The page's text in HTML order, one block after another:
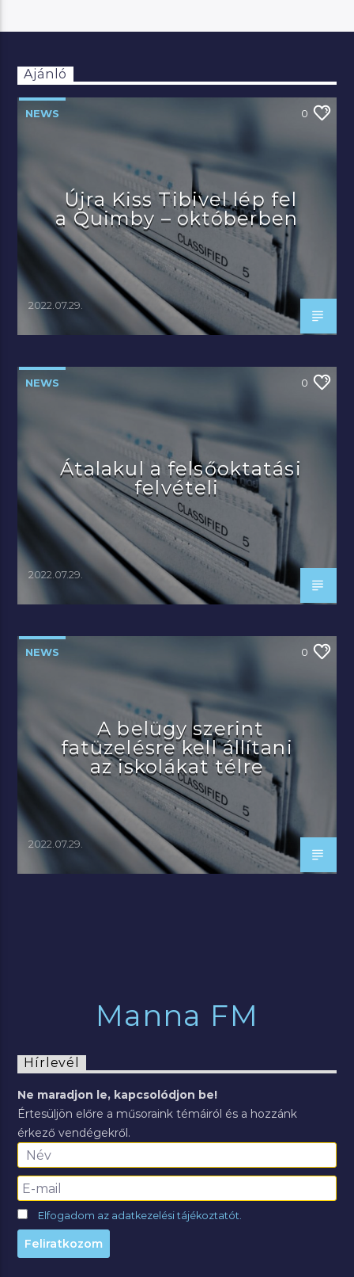
Ajánló
NEWS 0
Újra Kiss Tibivel lép fel
a Quimby – októberben
2022.07.29.
NEWS 0
Átalakul a felsőoktatási
felvételi
2022.07.29.
NEWS 0
A belügy szerint
fatüzelésre kell állítani
az iskolákat télre
2022.07.29.
Manna FM
Hírlevél
Ne maradjon le, kapcsolódjon be!
Értesüljön előre a műsoraink témáiról és a hozzánk
érkező vendégekről.
Elfogadom az adatkezelési tájékoztatót.